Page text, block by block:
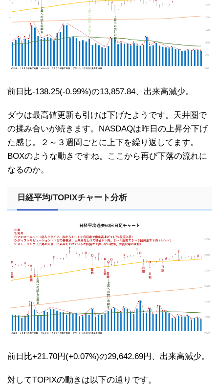
前日比-138.25(-0.99%)の13,857.84、出来高減少。
ダウは最高値更新も引けは下げたようです。天井圏で
の揉み合いが続きます。NASDAQは昨日の上昇分下げ
た感じ。２～３週間ごとに上下を繰り返してます。
BOXのような動きですね。ここから再び下落の流れに
なるのか。
日経平均/TOPIXチャート分析
前日比+21.70円(+0.07%)の29,642.69円、出来高減少。
対してTOPIXの動きは以下の通りです。